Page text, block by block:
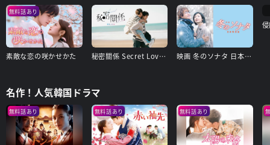
無料話あり
素敵な恋の咲かせかた 秘密關係 Secret Lover 最後の約束 映画 冬のソナタ 日本特別版
名作！人気韓国ドラマ
無料話あり 無料話あり 無料話あり